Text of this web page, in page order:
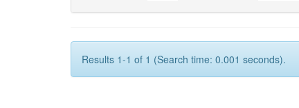
Results 1-1 of 1 (Search time: 0.001 seconds).